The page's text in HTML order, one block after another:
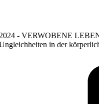
- VERWOBENE
in der